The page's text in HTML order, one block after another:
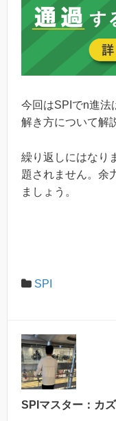
今回はSPIでn進法
解き方について解
繰り返しにはなり
題されません。余
ましょう。
SPI
SPIマスター：カ